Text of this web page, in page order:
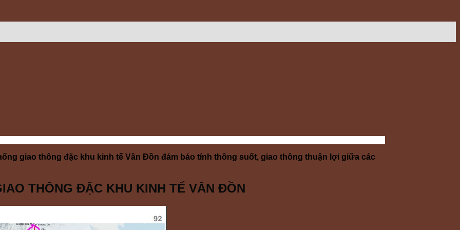
giao thông đặc khu kinh tế Vân Đồn đảm bảo tính thông suốt, giao thông thuận lợi giữa các
THÔNG ĐẶC KHU KINH TẾ VÂN ĐỒN